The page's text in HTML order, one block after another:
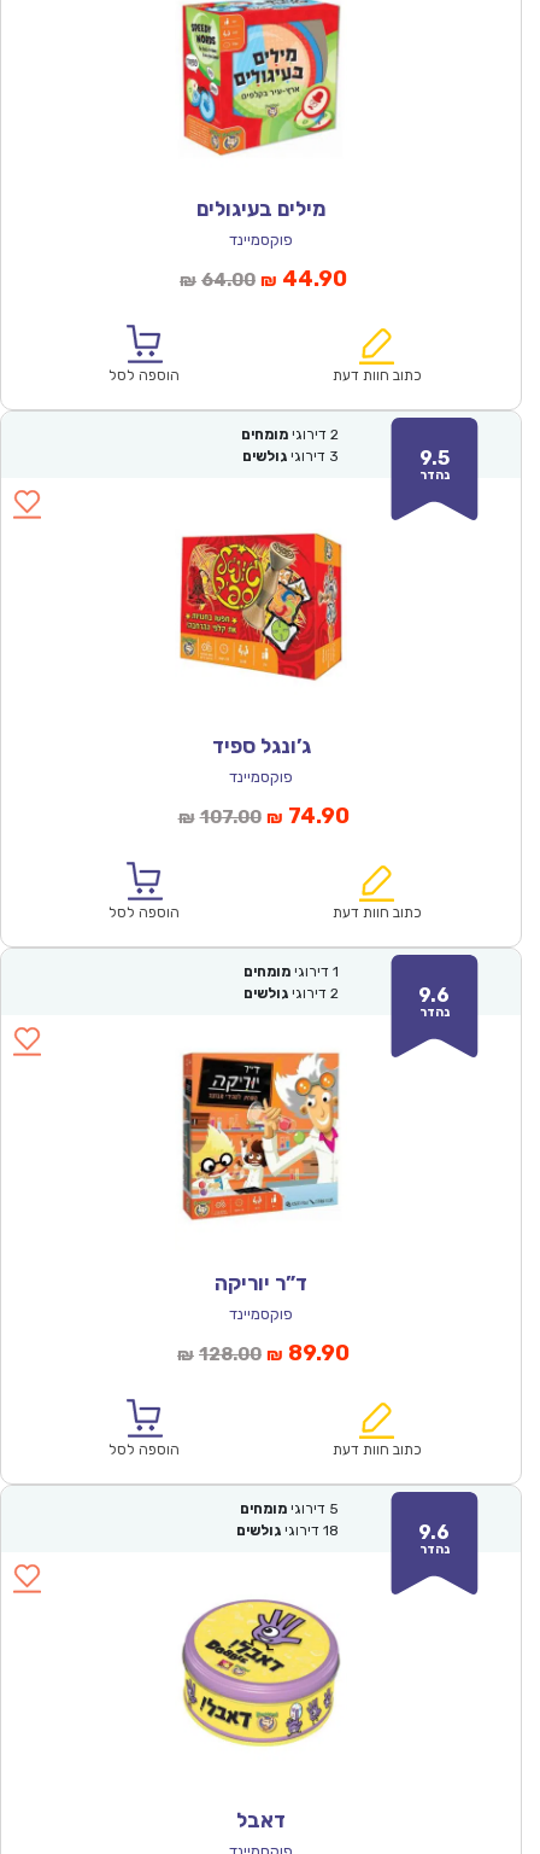
מילים בעיגולים
פוקסמיינד
₪ 64.00המחיר
₪64.00.
₪ 44.90המחיר
הוא:
כתוב חוות דעת הוספה לסל
9.5
נהדר
2 דירוגי מומחים
3 דירוגי גולשים
ג’ונגל ספיד
פוקסמיינד
₪ 107.00המחיר
₪107.00.
₪ 74.90המחיר
הוא:
כתוב חוות דעת הוספה לסל
9.6
נהדר
1 דירוגי מומחים
2 דירוגי גולשים
ד”ר יוריקה
פוקסמיינד
₪ 128.00המחיר
₪128.00.
₪ 89.90המחיר
הוא:
כתוב חוות דעת הוספה לסל
9.6
נהדר
5 דירוגי מומחים
18 דירוגי גולשים
דאבל